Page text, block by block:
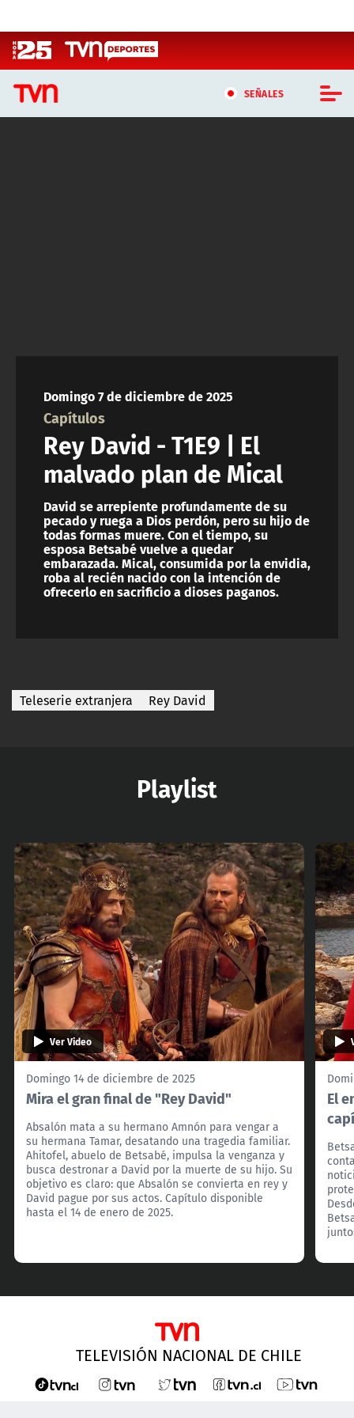
SEÑALES
ACTUALIDAD Y TENDENCIAS
CORPORATIVO Y TRANSPARENCIA
CANAL DE DENUNCIAS
ÁREA DE PROYECTOS
Domingo 7 de diciembre de 2025
Capítulos
Rey David - T1E9 | El
malvado plan de Mical
David se arrepiente profundamente de su
pecado y ruega a Dios perdón, pero su hijo de
todas formas muere. Con el tiempo, su
esposa Betsabé vuelve a quedar
embarazada. Mical, consumida por la envidia,
roba al recién nacido con la intención de
ofrecerlo en sacrificio a dioses paganos.
Teleserie extranjera Rey David
Playlist
Ver Video
Domingo 14 de diciembre de 2025
Mira el gran final de "Rey David"
Absalón mata a su hermano Amnón para vengar a
su hermana Tamar, desatando una tragedia familiar.
Ahitofel, abuelo de Betsabé, impulsa la venganza y
busca destronar a David por la muerte de su hijo. Su
objetivo es claro: que Absalón se convierta en rey y
David pague por sus actos. Capítulo disponible
hasta el 14 de enero de 2025.
El
TELEVISIÓN NACIONAL DE CHILE